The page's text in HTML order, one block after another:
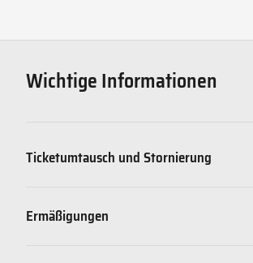
Wichtige Informationen
Ticketumtausch und Stornierung
Ermäßigungen